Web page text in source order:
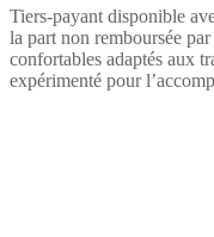
Tiers-payant disponible
la part non remboursée
confortables adaptés aux
expérimenté pour